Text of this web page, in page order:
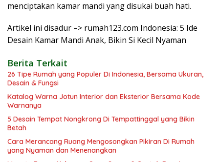
menciptakan kamar mandi yang disukai buah hati.
Artikel ini disadur –> rumah123.com Indonesia: 5 Ide
Desain Kamar Mandi Anak, Bikin Si Kecil Nyaman
Berita Terkait
26 Tipe Rumah yang Populer Di Indonesia, Bersama Ukuran,
Desain & Fungsi
Katalog Warna Jotun Interior dan Eksterior Bersama Kode
Warnanya
5 Desain Tempat Nongkrong Di Tempattinggal yang Bikin
Betah
Cara Merancang Ruang Mengosongkan Pikiran Di Rumah
yang Nyaman dan Menenangkan